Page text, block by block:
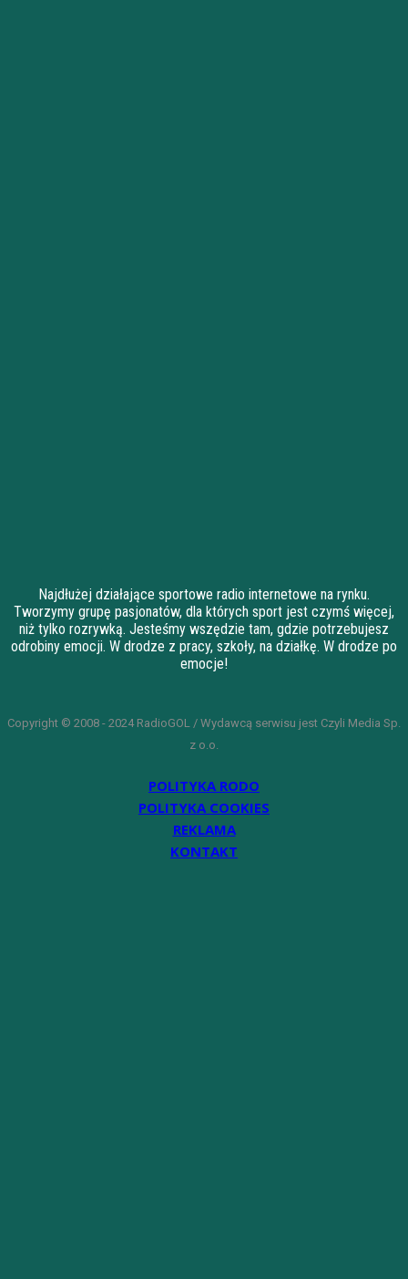
Najdłużej działające sportowe radio internetowe na rynku.
Tworzymy grupę pasjonatów, dla których sport jest czymś więcej,
niż tylko rozrywką. Jesteśmy wszędzie tam, gdzie potrzebujesz
odrobiny emocji. W drodze z pracy, szkoły, na działkę. W drodze po
emocje!
Copyright © 2008 - 2024 RadioGOL / Wydawcą serwisu jest Czyli Media Sp.
z o.o.
POLITYKA RODO
POLITYKA COOKIES
REKLAMA
KONTAKT